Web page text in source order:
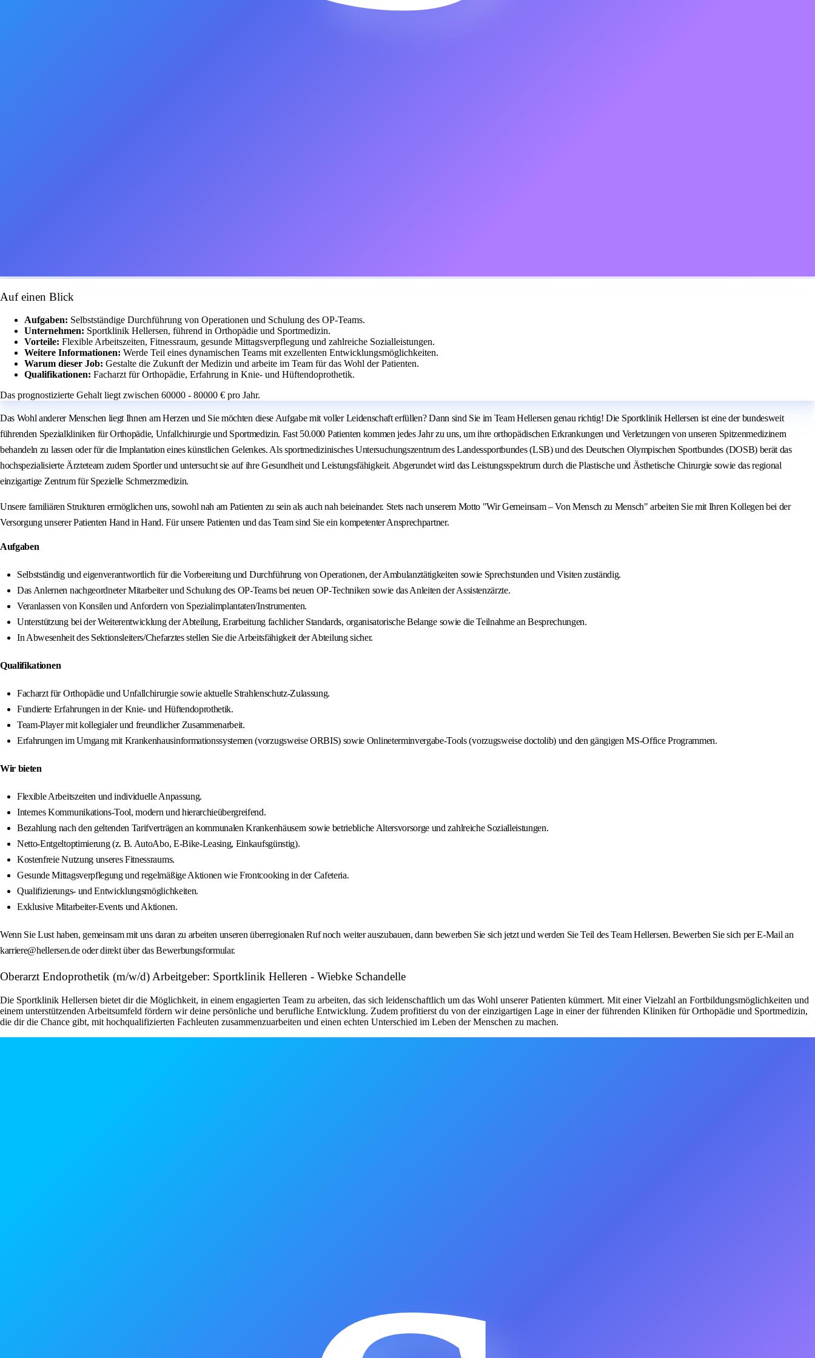
Auf einen Blick
Aufgaben: Selbstständige Durchführung von Operationen und Schulung des OP-Teams.
Unternehmen: Sportklinik Hellersen, führend in Orthopädie und Sportmedizin.
Vorteile: Flexible Arbeitszeiten, Fitnessraum, gesunde Mittagsverpflegung und zahlreiche Sozialleistungen.
Weitere Informationen: Werde Teil eines dynamischen Teams mit exzellenten Entwicklungsmöglichkeiten.
Warum dieser Job: Gestalte die Zukunft der Medizin und arbeite im Team für das Wohl der Patienten.
Qualifikationen: Facharzt für Orthopädie, Erfahrung in Knie- und Hüftendoprothetik.
Das prognostizierte Gehalt liegt zwischen 60000 - 80000 € pro Jahr.
Das Wohl anderer Menschen liegt Ihnen am Herzen und Sie möchten diese Aufgabe mit voller Leidenschaft erfüllen? Dann sind Sie im Team Hellersen genau richtig! Die Sportklinik Hellersen ist eine der bundesweit
führenden Spezialkliniken für Orthopädie, Unfallchirurgie und Sportmedizin. Fast 50.000 Patienten kommen jedes Jahr zu uns, um ihre orthopädischen Erkrankungen und Verletzungen von unseren Spitzenmedizinern
behandeln zu lassen oder für die Implantation eines künstlichen Gelenkes. Als sportmedizinisches Untersuchungszentrum des Landessportbundes (LSB) und des Deutschen Olympischen Sportbundes (DOSB) berät das
hochspezialisierte Ärzteteam zudem Sportler und untersucht sie auf ihre Gesundheit und Leistungsfähigkeit. Abgerundet wird das Leistungsspektrum durch die Plastische und Ästhetische Chirurgie sowie das regional
einzigartige Zentrum für Spezielle Schmerzmedizin.
Unsere familiären Strukturen ermöglichen uns, sowohl nah am Patienten zu sein als auch nah beieinander. Stets nach unserem Motto "Wir Gemeinsam – Von Mensch zu Mensch" arbeiten Sie mit Ihren Kollegen bei der
Versorgung unserer Patienten Hand in Hand. Für unsere Patienten und das Team sind Sie ein kompetenter Ansprechpartner.
Aufgaben
Selbstständig und eigenverantwortlich für die Vorbereitung und Durchführung von Operationen, der Ambulanztätigkeiten sowie Sprechstunden und Visiten zuständig.
Das Anlernen nachgeordneter Mitarbeiter und Schulung des OP-Teams bei neuen OP-Techniken sowie das Anleiten der Assistenzärzte.
Veranlassen von Konsilen und Anfordern von Spezialimplantaten/Instrumenten.
Unterstützung bei der Weiterentwicklung der Abteilung, Erarbeitung fachlicher Standards, organisatorische Belange sowie die Teilnahme an Besprechungen.
In Abwesenheit des Sektionsleiters/Chefarztes stellen Sie die Arbeitsfähigkeit der Abteilung sicher.
Qualifikationen
Facharzt für Orthopädie und Unfallchirurgie sowie aktuelle Strahlenschutz-Zulassung.
Fundierte Erfahrungen in der Knie- und Hüftendoprothetik.
Team-Player mit kollegialer und freundlicher Zusammenarbeit.
Erfahrungen im Umgang mit Krankenhausinformationssystemen (vorzugsweise ORBIS) sowie Onlineterminvergabe-Tools (vorzugsweise doctolib) und den gängigen MS-Office Programmen.
Wir bieten
Flexible Arbeitszeiten und individuelle Anpassung.
Internes Kommunikations-Tool, modern und hierarchieübergreifend.
Bezahlung nach den geltenden Tarifverträgen an kommunalen Krankenhäusern sowie betriebliche Altersvorsorge und zahlreiche Sozialleistungen.
Netto-Entgeltoptimierung (z. B. AutoAbo, E‑Bike-Leasing, Einkaufsgünstig).
Kostenfreie Nutzung unseres Fitnessraums.
Gesunde Mittagsverpflegung und regelmäßige Aktionen wie Frontcooking in der Cafeteria.
Qualifizierungs- und Entwicklungsmöglichkeiten.
Exklusive Mitarbeiter-Events und Aktionen.
Wenn Sie Lust haben, gemeinsam mit uns daran zu arbeiten unseren überregionalen Ruf noch weiter auszubauen, dann bewerben Sie sich jetzt und werden Sie Teil des Team Hellersen. Bewerben Sie sich per E‑Mail an
karriere@hellersen.de oder direkt über das Bewerbungsformular.
Oberarzt Endoprothetik (m/w/d) Arbeitgeber: Sportklinik Helleren - Wiebke Schandelle
Die Sportklinik Hellersen bietet dir die Möglichkeit, in einem engagierten Team zu arbeiten, das sich leidenschaftlich um das Wohl unserer Patienten kümmert. Mit einer Vielzahl an Fortbildungsmöglichkeiten und
einem unterstützenden Arbeitsumfeld fördern wir deine persönliche und berufliche Entwicklung. Zudem profitierst du von der einzigartigen Lage in einer der führenden Kliniken für Orthopädie und Sportmedizin,
die dir die Chance gibt, mit hochqualifizierten Fachleuten zusammenzuarbeiten und einen echten Unterschied im Leben der Menschen zu machen.